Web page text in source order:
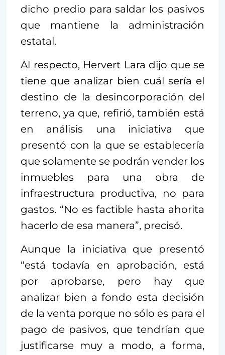
dicho predio para saldar los pasivos
que mantiene la administración
estatal.
Al respecto, Hervert Lara dijo que se
tiene que analizar bien cuál sería el
destino de la desincorporación del
terreno, ya que, refirió, también está
en análisis una iniciativa que
presentó con la que se establecería
que solamente se podrán vender los
inmuebles para una obra de
infraestructura productiva, no para
gastos. “No es factible hasta ahorita
hacerlo de esa manera”, precisó.
Aunque la iniciativa que presentó
“está todavía en aprobación, está
por aprobarse, pero hay que
analizar bien a fondo esta decisión
de la venta porque no sólo es para el
pago de pasivos, que tendrían que
justificarse muy a modo, a forma,